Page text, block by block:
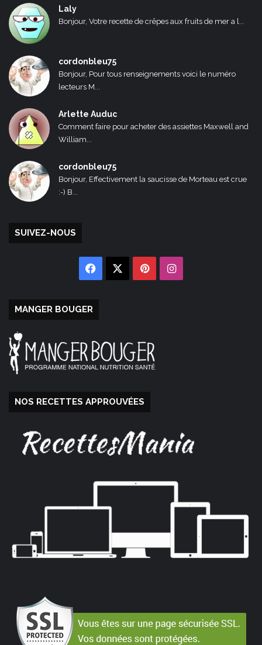
Laly
Bonjour, Votre recette de crêpes aux fruits de mer a l...
cordonbleu75
Bonjour, Pour tous renseignements voici le numéro
lecteurs M...
Arlette Auduc
Comment faire pour acheter des assiettes Maxwell and
William...
cordonbleu75
Bonjour, Effectivement la saucisse de Morteau est crue
:-) B...
SUIVEZ-NOUS
Facebook PinterestInstagram
MANGER BOUGER
NOS RECETTES APPROUVÉES